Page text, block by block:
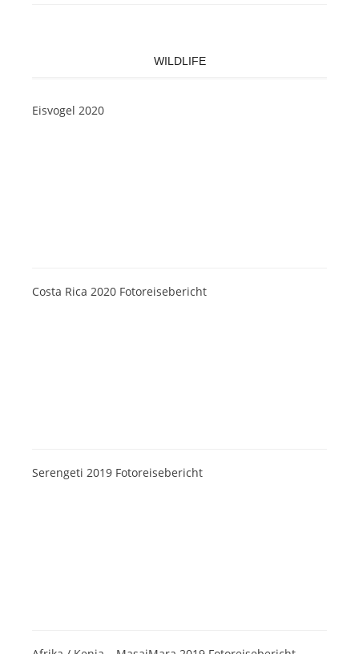
WILDLIFE
Eisvogel 2020
Costa Rica 2020 Fotoreisebericht
Serengeti 2019 Fotoreisebericht